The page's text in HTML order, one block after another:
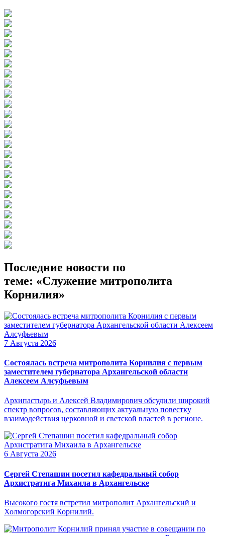
Последние новости по
теме: «Служение митрополита
Корнилия»
7 Августа 2026
Состоялась встреча митрополита Корнилия с первым
заместителем губернатора Архангельской области
Алексеем Алсуфьевым
Архипастырь и Алексей Владимирович обсудили широкий
спектр вопросов, составляющих актуальную повестку
взаимодействия церковной и светской властей в регионе.
6 Августа 2026
Сергей Степашин посетил кафедральный собор
Архистратига Михаила в Архангельске
Высокого гостя встретил митрополит Архангельский и
Холмогорский Корнилий.